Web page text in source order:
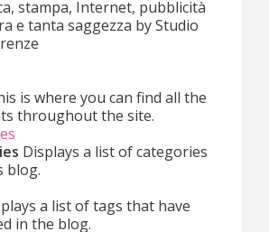
stampa, Internet, pubblicità
e tanta saggezza by Studio
is where you can find all the
throughout the site.
Displays a list of categories
blog.
a list of tags that have
in the blog.